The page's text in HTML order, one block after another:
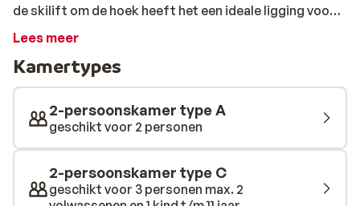
de skilift om de hoek heeft het een ideale ligging voor
een geslaagde wintersportvakantie. Het hotel is
faciliteiten. Zo is een gezellige pianobar met open
haard en jazzband, een uitgebreid wellnesscenter en
maar liefst drie verschillende restaurants. Daar kun je
jezelf dus prima een week vermaken!
Lees meer
Kamertypes
2-persoonskamer type A
geschikt voor 2 personen
2-persoonskamer type C
geschikt voor 3 personen max. 2